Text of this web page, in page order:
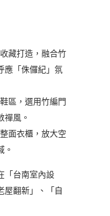
藏打造，融合竹
應「侏儸紀」氛
區，選用竹編門
禪風。
面衣櫃，放大空
。
「台南室內設
屋翻新」、「自